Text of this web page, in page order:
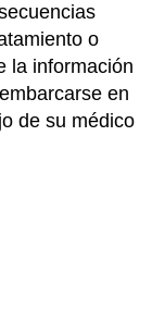
o
la información
en
de su médico